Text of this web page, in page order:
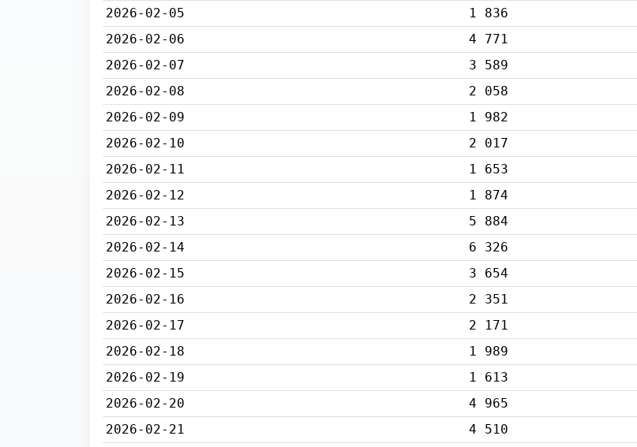
2026-02-05
1 836
2026-02-06
4 771
2026-02-07
3 589
2026-02-08
2 058
2026-02-09
1 982
2026-02-10
2 017
2026-02-11
1 653
2026-02-12
1 874
2026-02-13
5 884
2026-02-14
6 326
2026-02-15
3 654
2026-02-16
2 351
2026-02-17
2 171
2026-02-18
1 989
2026-02-19
1 613
2026-02-20
4 965
2026-02-21
4 510